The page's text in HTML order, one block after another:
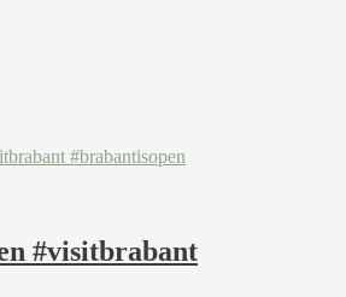
#visitbrabant